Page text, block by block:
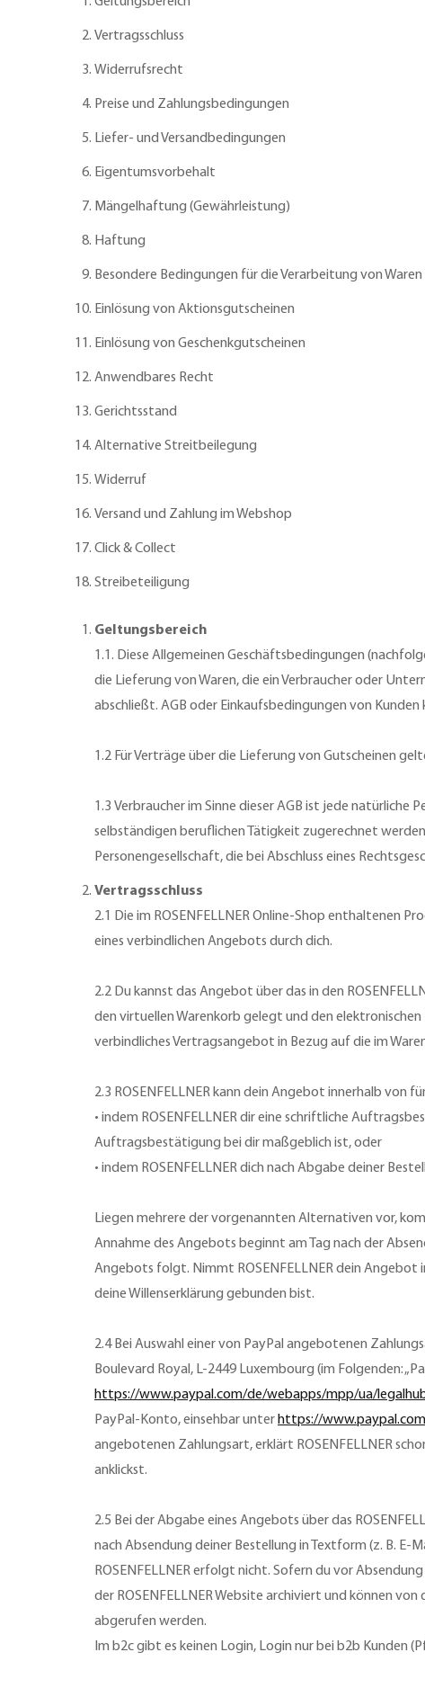
Vertragsschluss
Widerrufsrecht
Preise und Zahlungsbedingungen
Liefer- und Versandbedingungen
Eigentumsvorbehalt
Mängelhaftung (Gewährleistung)
Haftung
Besondere Bedingungen für die Verarbeitung von
Einlösung von Aktionsgutscheinen
Einlösung von Geschenkgutscheinen
Anwendbares Recht
Gerichtsstand
Alternative Streitbeilegung
Widerruf
Versand und Zahlung im Webshop
Click & Collect
Streibeteiligung
Geltungsbereich
1.1. Diese Allgemeinen Geschäftsbedingungen
die Lieferung von Waren, die ein Verbraucher oder
abschließt. AGB oder Einkaufsbedingungen von
1.2 Für Verträge über die Lieferung von Gutscheinen
1.3 Verbraucher im Sinne dieser AGB ist jede
selbständigen beruflichen Tätigkeit zugerechnet
Personengesellschaft, die bei Abschluss eines
Vertragsschluss
2.1 Die im ROSENFELLNER Online-Shop enthaltenen
eines verbindlichen Angebots durch dich.
2.2 Du kannst das Angebot über das in den
den virtuellen Warenkorb gelegt und den
verbindliches Vertragsangebot in Bezug auf die im
2.3 ROSENFELLNER kann dein Angebot innerhalb von
• indem ROSENFELLNER dir eine schriftliche
Auftragsbestätigung bei dir maßgeblich ist, oder
• indem ROSENFELLNER dich nach Abgabe deiner
Liegen mehrere der vorgenannten Alternativen vor,
Annahme des Angebots beginnt am Tag nach der
Angebots folgt. Nimmt ROSENFELLNER dein Angebot
deine Willenserklärung gebunden bist.
2.4 Bei Auswahl einer von PayPal angebotenen
Boulevard Royal, L-2449 Luxembourg (im Folgenden:
https://www.paypal.com/de/webapps/mpp/ua/
PayPal-Konto, einsehbar unter https://
angebotenen Zahlungsart, erklärt ROSENFELLNER
anklickst.
2.5 Bei der Abgabe eines Angebots über das
nach Absendung deiner Bestellung in Textform (z. B.
ROSENFELLNER erfolgt nicht. Sofern du vor
der ROSENFELLNER Website archiviert und können
abgerufen werden.
Im b2c gibt es keinen Login, Login nur bei b2b Kunden